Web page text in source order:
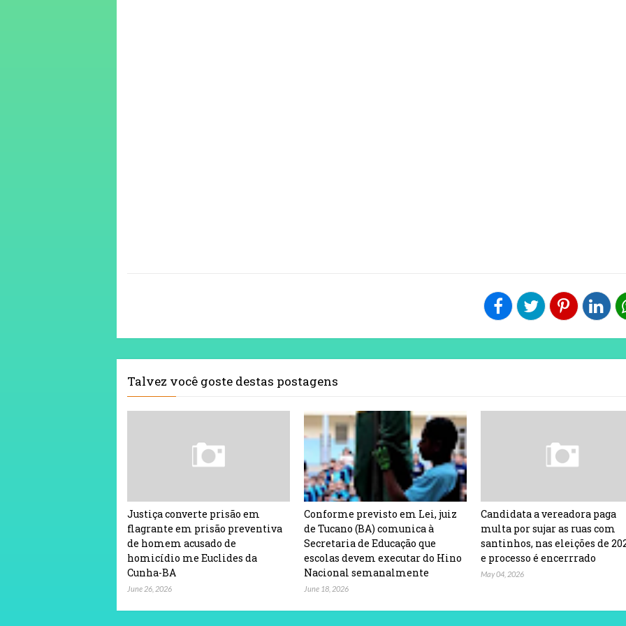
Talvez você goste destas postagens
Justiça converte prisão em
flagrante em prisão preventiva
de homem acusado de
homicídio me Euclides da
Cunha-BA
June 26, 2026
Conforme previsto em Lei, juiz
de Tucano (BA) comunica à
Secretaria de Educação que
escolas devem executar do Hino
Nacional semanalmente
June 18, 2026
Candidata a vereadora paga
multa por sujar as ruas com
santinhos, nas eleições de
e processo é encerrrado
May 04, 2026